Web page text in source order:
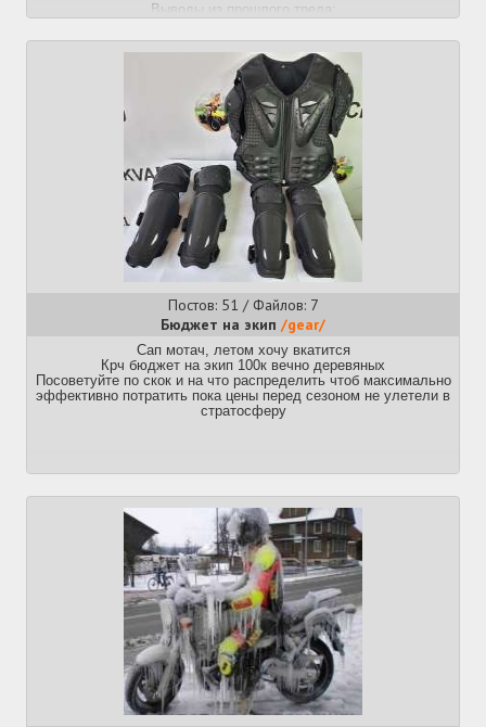
Выводы из прошлого треда:
2. Шлем должен быть евро сертифицирован хотя бы на ECE
2205, но лучше на ECE 2206 approved;
3. Визор или очки все еще под вопросом для обычных людей,
но для людей с плохим зрением в очках визор имеет
преимушество;
4. Куртка сетка с хорошими защитными вставками - охуенно;
5. Бездорожные боты - охуенно;
возможно это просто тряска из-за
отлетающих с головы шлемов из аварий тредов, но возможно
в тех видево они просто были не застегнуты
Короче продолжаем обсуждать и тестировать, делиться
своими билдами и вот это вот все...
Первый дред тонет тут
>>423171 (OP)
Постов: 51 / Файлов: 7
Бюджет на экип /gear/
Сап мотач, летом хочу вкатится
Крч бюджет на экип 100к вечно деревяных
Посоветуйте по скок и на что распределить чтоб максимально
эффективно потратить пока цены перед сезоном не улетели в
стратосферу